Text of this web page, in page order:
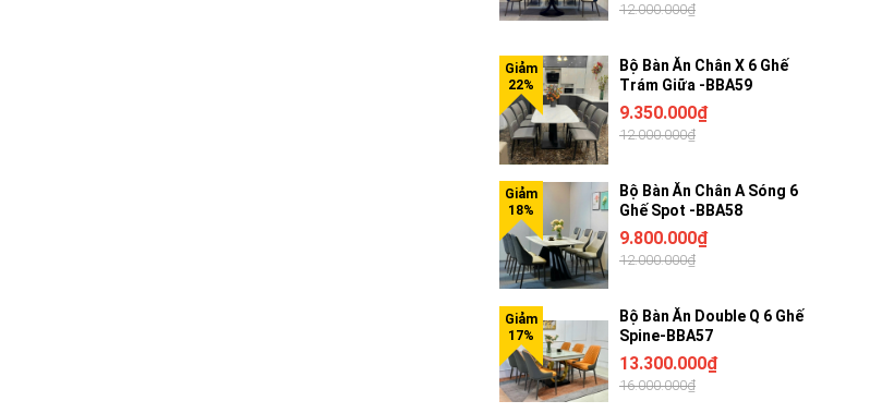
12.000.000₫
Bộ Bàn Ăn Chân X 6 Ghế
Trám Giữa -BBA59
9.350.000₫
12.000.000₫
Bộ Bàn Ăn Chân A Sóng 6
Ghế Spot -BBA58
9.800.000₫
12.000.000₫
Bộ Bàn Ăn Double Q 6 Ghế
Spine-BBA57
13.300.000₫
16.000.000₫